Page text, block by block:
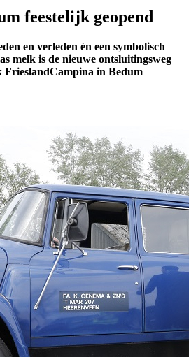
feestelijk geopend
en verleden én een symbolisch
melk is de nieuwe ontsluitingsweg
FrieslandCampina in Bedum